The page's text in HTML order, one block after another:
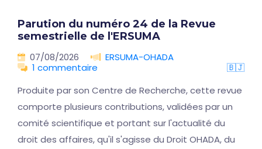
Parution du numéro 24 de la Revue
semestrielle de l'ERSUMA
07/08/2026
ERSUMA-OHADA
1 commentaire
🇧🇯
Produite par son Centre de Recherche, cette revue
comporte plusieurs contributions, validées par un
comité scientifique et portant sur l'actualité du
droit des affaires, qu'il s'agisse du Droit OHADA, du